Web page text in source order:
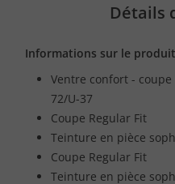
Détails
Informations sur le produit
Ventre confort -
72/U-37
Coupe Regular Fit
Teinture en pièce
Coupe Regular Fit
Teinture en pièce